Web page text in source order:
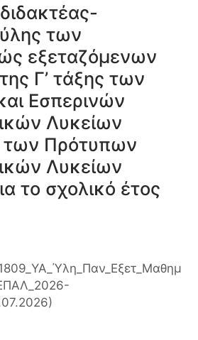
των
εξεταζόμενων
Γ’ τάξης των
Εσπερινών
Λυκείων
των Πρότυπων
Λυκείων
το σχολικό έτος